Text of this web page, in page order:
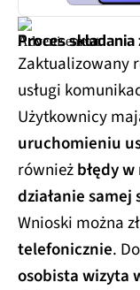
Proces składania
Zaktualizowany
usługi
Użytkownicy
uruchomieniu
równieżbłędy
działanie samej
Wnioski można
telefonicznie.
osobista wizyta